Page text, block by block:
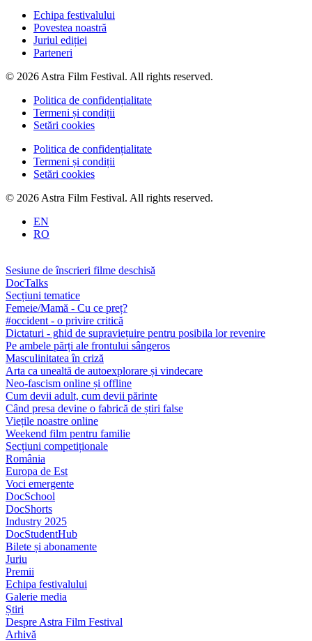
Echipa festivalului
Povestea noastră
Juriul ediției
Parteneri
© 2026 Astra Film Festival. All rights reserved.
Politica de confidențialitate
Termeni și condiții
Setări cookies
Politica de confidențialitate
Termeni și condiții
Setări cookies
© 2026 Astra Film Festival. All rights reserved.
EN
RO
Sesiune de înscrieri filme deschisă
DocTalks
Secțiuni tematice
Femeie/Mamă - Cu ce preț?
#occident - o privire critică
Dictaturi - ghid de supraviețuire pentru posibila lor revenire
Pe ambele părți ale frontului sângeros
Masculinitatea în criză
Arta ca unealtă de autoexplorare și vindecare
Neo-fascism online și offline
Cum devii adult, cum devii părinte
Când presa devine o fabrică de știri false
Viețile noastre online
Weekend film pentru familie
Secțiuni competiționale
România
Europa de Est
Voci emergente
DocSchool
DocShorts
Industry 2025
DocStudentHub
Bilete și abonamente
Juriu
Premii
Echipa festivalului
Galerie media
Știri
Despre Astra Film Festival
Arhivă